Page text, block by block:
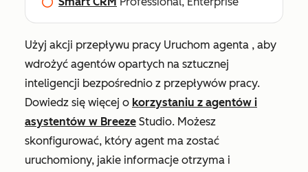
Użyj akcji przepływu pracy Uruchom agenta , aby
wdrożyć agentów opartych na sztucznej
inteligencji bezpośrednio z przepływów pracy.
Dowiedz się więcej o korzystaniu z agentów i
asystentów w Breeze Studio. Możesz
skonfigurować, który agent ma zostać
uruchomiony, jakie informacje otrzyma i